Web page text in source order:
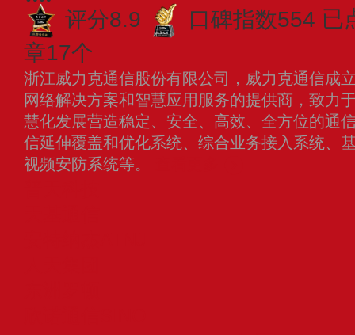
评分8.9
口碑指数554 已
章17个
浙江威力克通信股份有限公司，威力克通信成
网络解决方案和智慧应用服务的提供商，致力
慧化发展营造稳定、安全、高效、全方位的通
信延伸覆盖和优化系统、综合业务接入系统、
视频安防系统等。